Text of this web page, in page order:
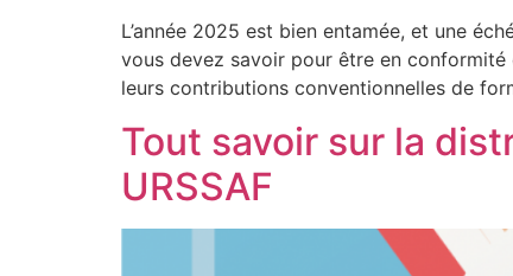
L’année 2025 est bien entamée, et une
vous devez savoir pour être en
leurs contributions conventionnelles de
Tout savoir sur la
URSSAF